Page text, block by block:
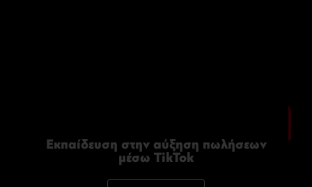
Εκπαίδευση στην αύξηση πωλήσεων
μέσω TikTok